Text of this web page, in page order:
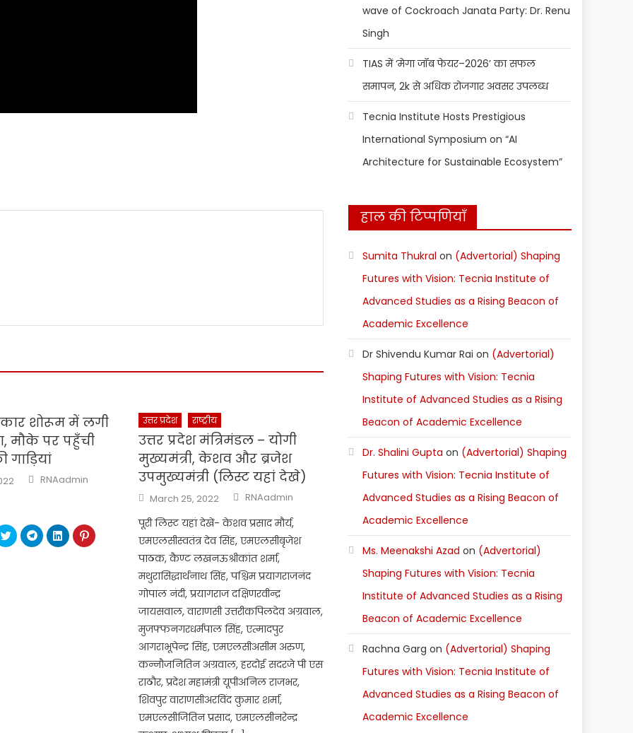
शोरूम में लगी
मौके पर पहुँची
Author
RNAadmin
Click
to
share
Click
to
share
Click
to
share
Click
to
उत्तर प्रदेश राष्ट्रीय
उत्तर प्रदेश मंत्रिमंडल – योगी
मुख्यमंत्री, केशव और ब्रजेश
उपमुख्यमंत्री (लिस्ट यहां देखे)
Posted
on
March 25, 2022 Author
RNAadmin
पूरी लिस्ट यहां देखें- केशव प्रसाद मौर्य,
एमएलसीस्वतंत्र देव सिंह, एमएलसीबृजेश
पाठक, कैण्ट लखनऊश्रीकांत शर्मा,
मथुरासिद्धार्थनाथ सिंह, पश्चिम प्रयागराजनंद
गोपाल नंदी, प्रयागराज दक्षिणरवीन्द्र
जायसवाल, वाराणसी उत्तरीकपिलदेव अग्रवाल,
मुजफ्फनगरधर्मपाल सिंह, एत्मादपुर
आगराभूपेन्द्र सिंह, एमएलसीअसीम अरुण,
कन्नौजनितिन अग्रवाल, हरदोई सदरजे पी एस
राठौर, प्रदेश महामंत्री यूपीअनिल राजभर,
शिवपुर वाराणसीअरविंद कुमार शर्मा,
एमएलसीजितिन प्रसाद, एमएलसीनरेन्द्र
wave of Cockroach Janata Party: Dr. Renu
Singh
TIAS में ‘मेगा जॉब फेयर–2026’ का सफल
समापन, 2k से अधिक रोजगार अवसर उपलब्ध
Tecnia Institute Hosts Prestigious
International Symposium on “AI
Architecture for Sustainable Ecosystem”
हाल की टिप्पणियाँ
Sumita Thukral on (Advertorial) Shaping
Futures with Vision: Tecnia Institute of
Advanced Studies as a Rising Beacon of
Academic Excellence
Dr Shivendu Kumar Rai on (Advertorial)
Shaping Futures with Vision: Tecnia
Institute of Advanced Studies as a Rising
Beacon of Academic Excellence
Dr. Shalini Gupta on (Advertorial) Shaping
Futures with Vision: Tecnia Institute of
Advanced Studies as a Rising Beacon of
Academic Excellence
Ms. Meenakshi Azad on (Advertorial)
Shaping Futures with Vision: Tecnia
Institute of Advanced Studies as a Rising
Beacon of Academic Excellence
Rachna Garg on (Advertorial) Shaping
Futures with Vision: Tecnia Institute of
Advanced Studies as a Rising Beacon of
Academic Excellence